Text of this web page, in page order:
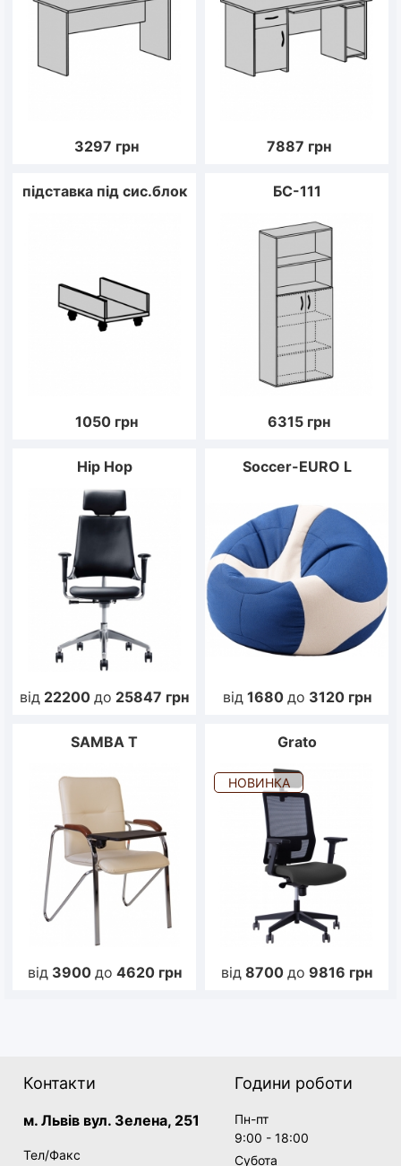
3297 грн 7887 грн
підставка під сис.блок
1050 грн
БС-111
6315 грн
Hip Hop
від 22200 до 25847 грн
Soccer-EURO L
від 1680 до 3120 грн
SAMBA T
від 3900 до 4620 грн
Grato
НОВИНКА
від 8700 до 9816 грн
Контакти
м. Львів вул. Зелена, 251
Тел/Факс
Години роботи
Пн-пт
9:00 - 18:00
Субота